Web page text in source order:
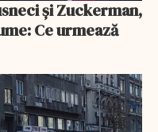
Ce urmează